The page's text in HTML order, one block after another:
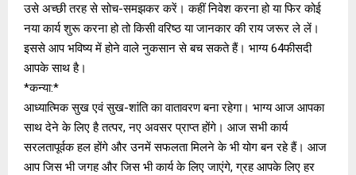
उसे अच्‍छी तरह से सोच-समझकर करें। कहीं निवेश करना हो या फिर कोई
नया कार्य शुरू करना हो तो किसी वरिष्‍ठ या जानकार की राय जरूर ले लें।
इससे आप भविष्‍य में होने वाले नुकसान से बच सकते हैं। भाग्‍य 64फीसदी
आपके साथ है।
*कन्या:*
आध्यात्मिक सुख एवं सुख-शांति का वातावरण बना रहेगा। भाग्य आज आपका
साथ देने के लिए है तत्पर, नए अवसर प्राप्त होंगे। आज सभी कार्य
सरलतापूर्वक हल होंगे और उनमें सफलता मिलने के भी योग बन रहे हैं। आज
आप जिस भी जगह और जिस भी कार्य के लिए जाएंगे, ग्रह आपके लिए हर